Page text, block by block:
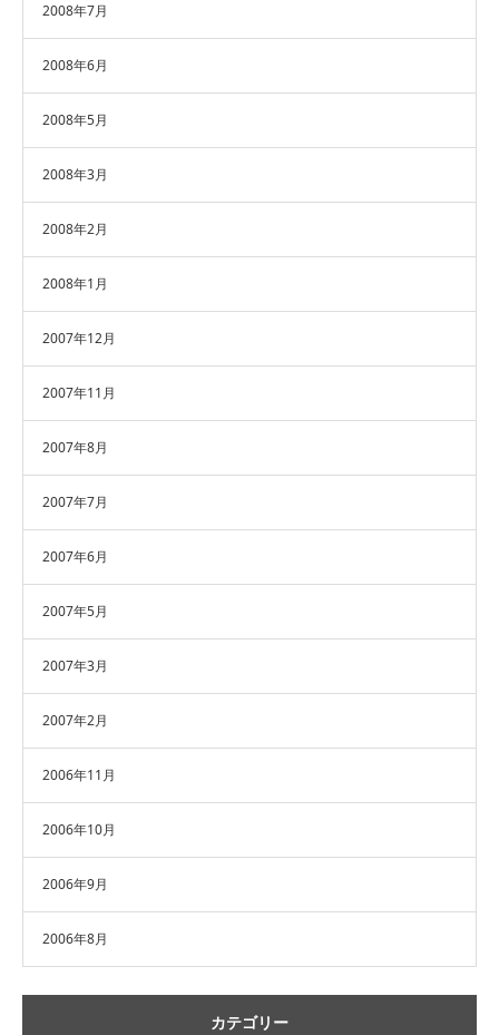
2008年7月
2008年6月
2008年5月
2008年3月
2008年2月
2008年1月
2007年12月
2007年11月
2007年8月
2007年7月
2007年6月
2007年5月
2007年3月
2007年2月
2006年11月
2006年10月
2006年9月
2006年8月
カテゴリー